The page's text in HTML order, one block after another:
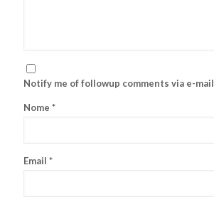
Notify me of followup comments via e-mail
Nome *
Email *